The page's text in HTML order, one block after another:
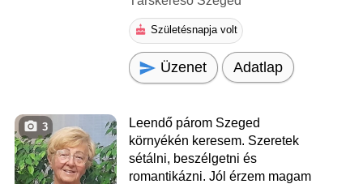
Születésnapja volt
Üzenet Adatlap
3
Leendő párom Szeged
környékén keresem. Szeretek
sétálni, beszélgetni és
romantikázni. Jól érzem magam